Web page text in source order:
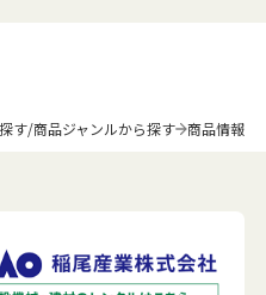
す/商品ジャンルから探す 商品情報